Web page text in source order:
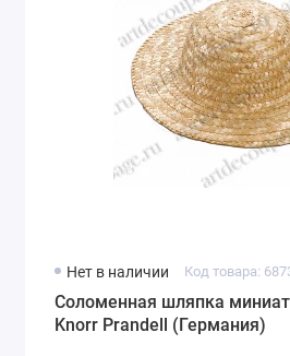
Нет в наличии Код товара:
Соломенная шляпка
Knorr Prandell (Германия)